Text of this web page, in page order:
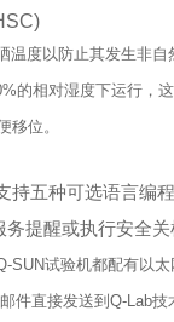
温度以防止其发生非
的相对湿度下运行，
移位。
持五种可选语言编
提醒或执行安全
SUN试验机都配有以
件直接发送到 Q-Lab技